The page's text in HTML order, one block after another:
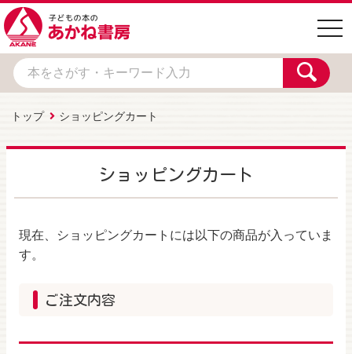
トップ ショッピングカート
ショッピングカート
現在、ショッピングカートには以下の商品が入っていま
す。
ご注文内容